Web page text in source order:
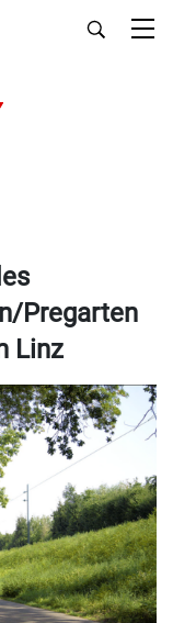
Pregarten
Linz